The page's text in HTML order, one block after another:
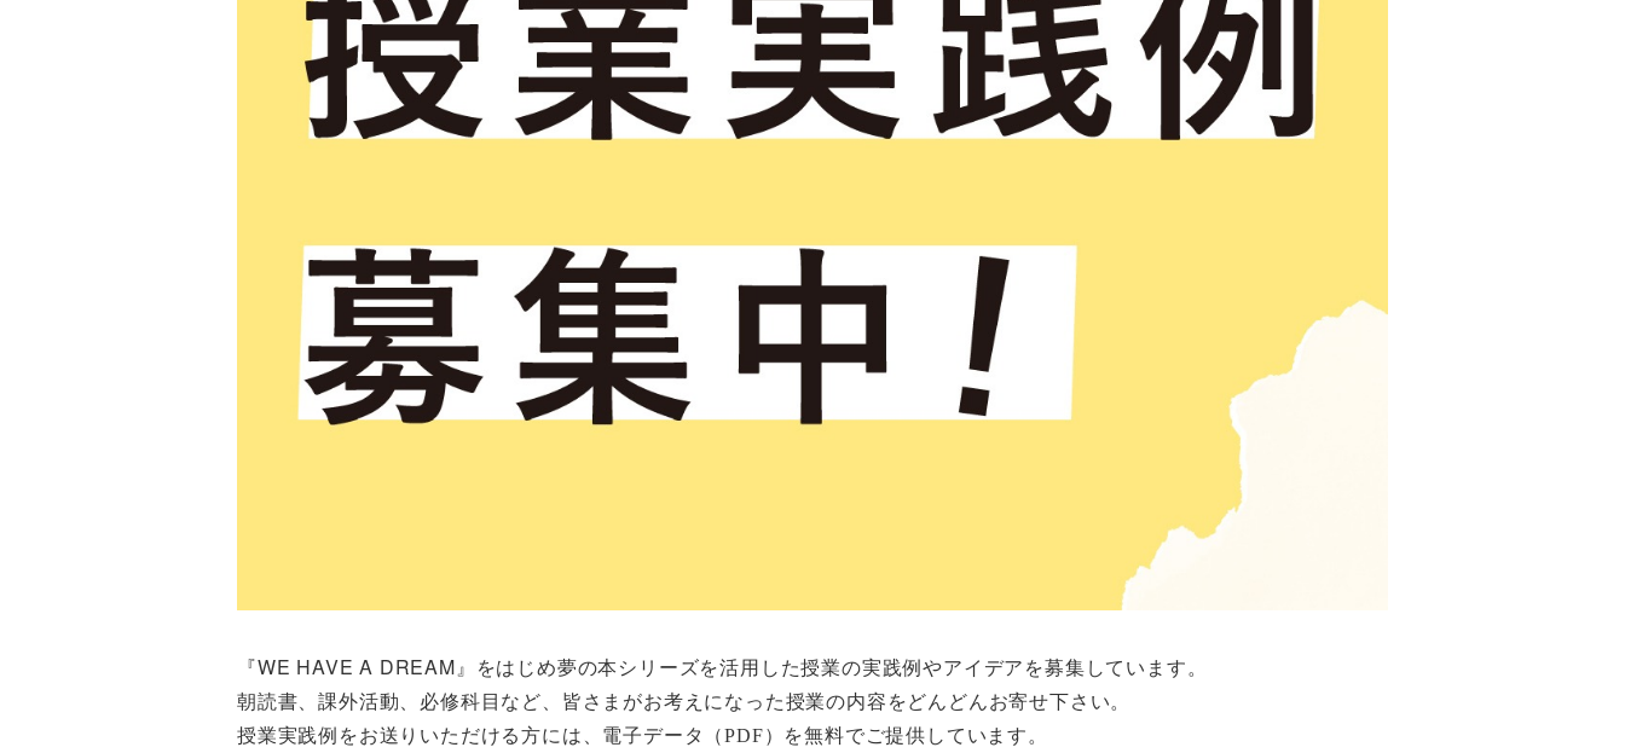
『WE HAVE A DREAM 』をはじめ夢の本シリーズを活用した授業の実践例やアイデアを募集しています。
朝読書、課外活動、必修科目など、皆さまがお考えになった授業の内容をどんどんお寄せ下さい。
授業実践例をお送りいただける方には、電子データ（PDF）を無料でご提供しています。